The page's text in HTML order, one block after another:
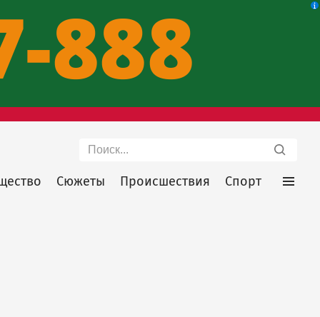
Поиск
Сюжеты Происшествия Спорт